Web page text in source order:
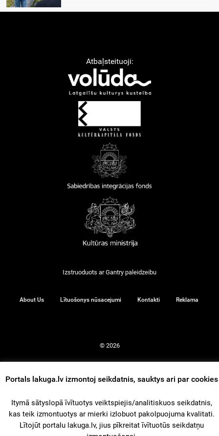
Atbaļsteituoji:
Izstruoduots arGantry paleidzeibu
About Us Lītuošonys nūsacejumi Kontakti Reklama
© 2026
iz augšu
Portals lakuga.lv izmontoj seikdatnis, sauktys ari par cookies
Itymā sātyslopā īvītuotys veiktspiejis/analitiskuos seikdatnis,
kas teik izmontuotys ar mierki izlobuot pakolpuojuma kvalitati.
Lītojūt portalu lakuga.lv, jius pīkreitat īvītuotūs seikdatņu